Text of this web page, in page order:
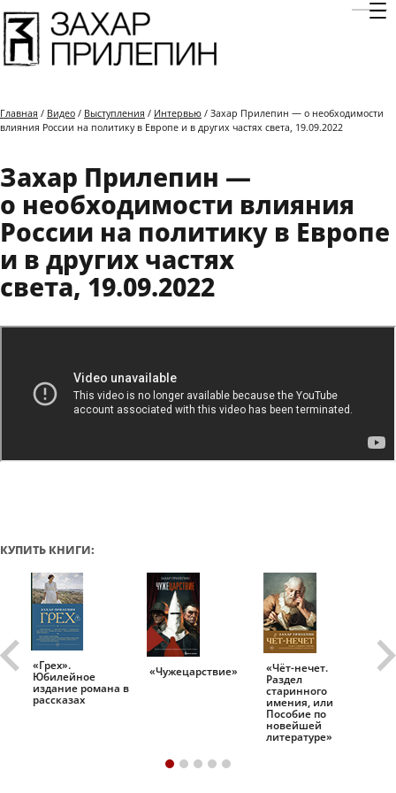
Главная / Видео / Выступления / Интервью / Захар Прилепин — о необходимости
влияния России на политику в Европе и в других частях света, 19.09.2022
Захар Прилепин —
о необходимости влияния
России на политику в Европе
и в других частях
света, 19.09.2022
КУПИТЬ КНИГИ:
«Грех».
Юбилейное
издание романа в
рассказах
«Чужецарствие» «Чёт-нечет.
Раздел
старинного
имения, или
Пособие по
новейшей
литературе»